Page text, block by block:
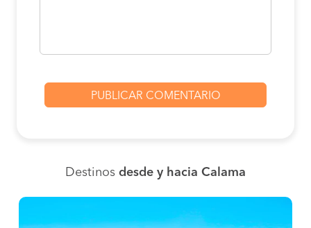
Destinos desde y hacia Calama